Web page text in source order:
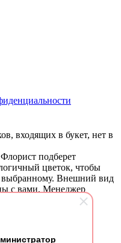
входящих в букет, нет в
подберет
цветок, чтобы
выбранному. Внешний вид
с вами. Менеджер
и уточнения
букет